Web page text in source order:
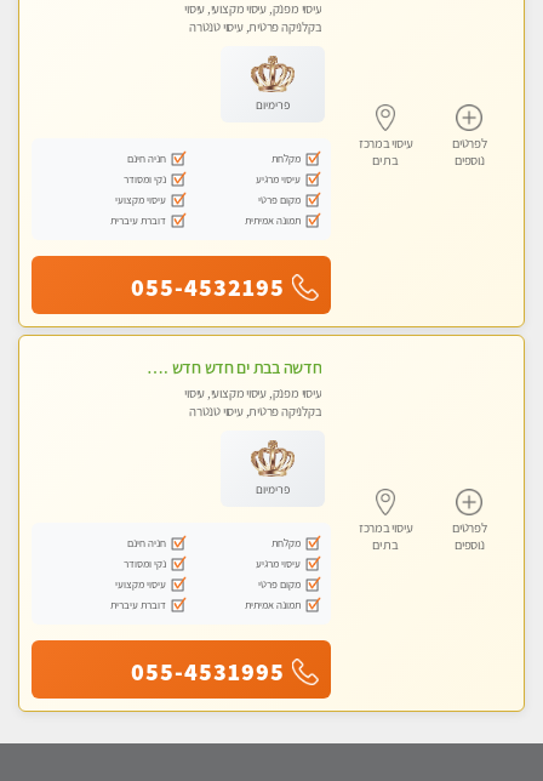
לפרטים
נוספים
עיסוי במרכז
בת ים
עיסוי מפנק, עיסוי מקצועי, עיסוי
בקלניקה פרטית, עיסוי טנטרה
פרימיום
מקלחת
חניה חינם
עיסוי מרגיע
נקי ומסודר
מקום פרטי
עיסוי מקצועי
תמונה אמיתית
דוברת עיברית
055-4532195
לפרטים
נוספים
עיסוי במרכז
בת ים
חדשה בבת ים חדש חדש .כל סוגי העיסויים במקום הכי מושלם בעיר בת ים . highly recommended..new in the city
עיסוי מפנק, עיסוי מקצועי, עיסוי
בקלניקה פרטית, עיסוי טנטרה
פרימיום
מקלחת
חניה חינם
עיסוי מרגיע
נקי ומסודר
מקום פרטי
עיסוי מקצועי
תמונה אמיתית
דוברת עיברית
055-4531995